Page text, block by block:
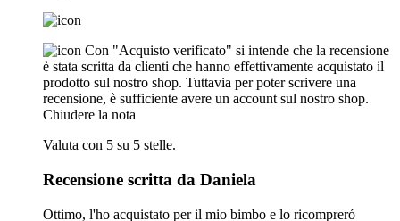
Con "Acquisto verificato" si intende che la recensione
è stata scritta da clienti che hanno effettivamente acquistato il
prodotto sul nostro shop. Tuttavia per poter scrivere una
recensione, è sufficiente avere un account sul nostro shop.
Chiudere la nota
Valuta con 5 su 5 stelle.
Recensione scritta da Daniela
Ottimo, l'ho acquistato per il mio bimbo e lo ricompreró